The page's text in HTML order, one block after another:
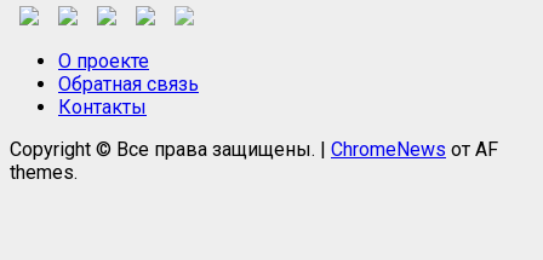
О проекте
Обратная связь
Контакты
Copyright © Все права защищены. | ChromeNews от AF
themes.